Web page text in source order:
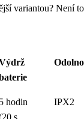
variantou? Není
5 hodin
IPX2